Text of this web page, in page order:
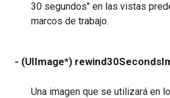
30 segundos" en las vistas
marcos de trabajo.
- (UIImage*)
Una imagen que se utilizará en